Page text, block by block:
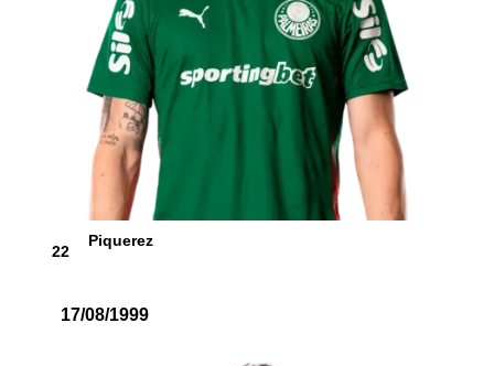
22
Piquerez
17/08/1999